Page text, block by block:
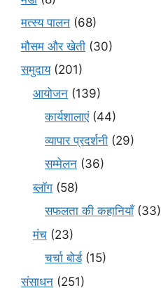
मत्स्य पालन (68)
मौसम और खेती (30)
समुदाय(201)
आयोजन (139)
कार्यशालाएं(44)
व्यापार प्रदर्शनी (29)
सम्मेलन (36)
ब्लॉग (58)
सफलता की कहानियाँ(33)
मंच (23)
चर्चा बोर्ड(15)
संसाधन (251)